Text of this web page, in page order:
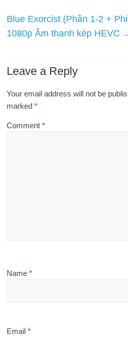
Blue Exorcist (Phần 1-2 +
1080p Âm thanh kép HEVC
Leave a Reply
Your email address will not be
marked*
Comment*
Name*
Email*